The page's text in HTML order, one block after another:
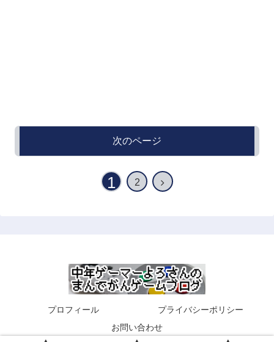
次のページ
1 2
プロフィール
プライバシーポリシー
お問い合わせ